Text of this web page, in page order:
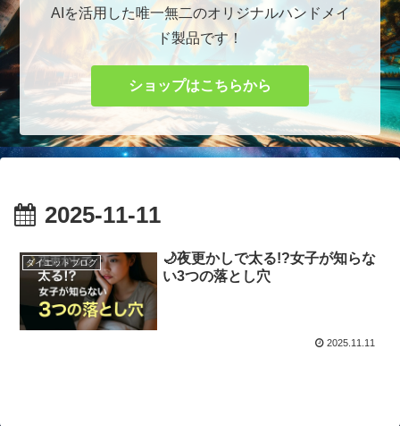
AIを活用した唯一無二のオリジナルハンドメイ
ド製品です！
ショップはこちらから
2025-11-11
ダイエットブログ
🌙夜更かしで太る!?女子が知らな
い3つの落とし穴
2025.11.11